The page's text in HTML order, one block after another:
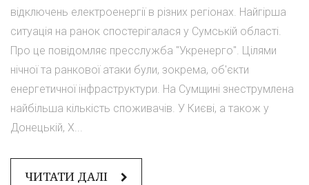
відключень електроенергії в різних регіонах. Найгірша
ситуація на ранок спостерігалася у Сумській області.
Про це повідомляє пресслужба "Укренерго". Цілями
нічної та ранкової атаки були, зокрема, об'єкти
енергетичної інфраструктури. На Сумщині знеструмлена
найбільша кількість споживачів. У Києві, а також у
Донецькій, Х...
ЧИТАТИ ДАЛІ